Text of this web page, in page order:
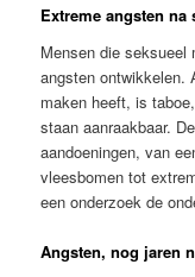
Extreme angsten
Mensen die seksueel
angsten ontwikkelen.
maken heeft, is
staan aanraakbaar.
aandoeningen, van
vleesbomen tot
een onderzoek de
Angsten, nog jaren